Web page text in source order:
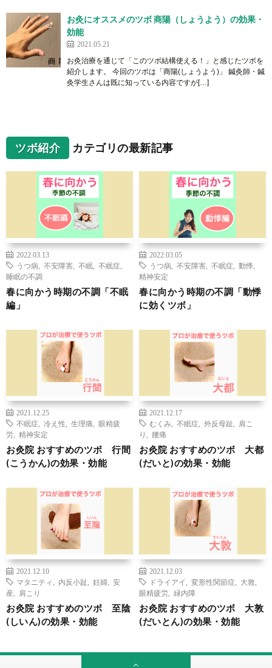
お灸にオススメのツボ 商陽（しょうよう）の効果・
効能
2021.05.21
お灸治療を通じて「このツボ結構使える！」と感じたツボを
紹介します。 今回のツボは「商陽(しょうよう)」 鍼灸師・鍼
灸学生さんは既に知っている内容ですが[…]
ツボ紹介 カテゴリの最新記事
2022.03.13
うつ病
不安障害 不眠 不眠症
睡眠の不調
春に向かう時期の不調「不眠
編」
2022.03.05
うつ病
不安障害 不眠症 動悸
精神安定
春に向かう時期の不調「動悸
に効くツボ」
2021.12.25
不眠症
冷え性 生理痛
眼精疲
労
精神安定
お灸院 おすすめのツボ 行間
(こうかん)の効果・効能
2021.12.17
むくみ
不眠症 外反母趾
肩こ
り
腰痛
お灸院 おすすめのツボ 大都
(だいと)の効果・効能
2021.12.10
マタニティ
内反小趾 妊婦
安
産
肩こり
お灸院 おすすめのツボ 至陰
(しいん)の効果・効能
2021.12.03
ドライアイ
変形性関節症 大敦
眼精疲労
緑内障
お灸院 おすすめのツボ 大敦
(だいとん)の効果・効能